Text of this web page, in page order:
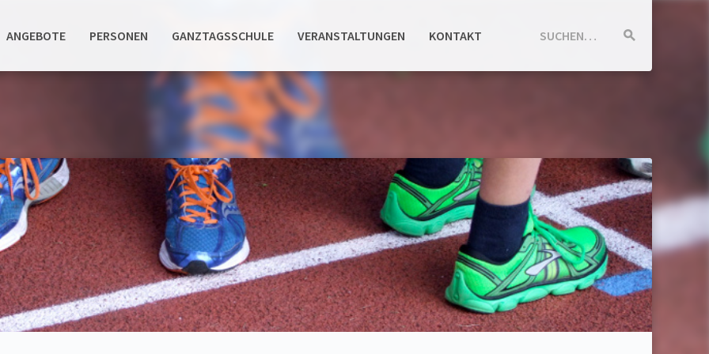
SUCHEN…
Suche
ANGEBOTE PERSONEN GANZTAGSSCHULE VERANSTALTUNGEN KONTAKT